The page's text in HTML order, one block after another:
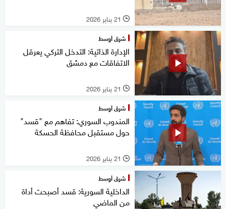
l 21 يناير 2026
شرق أوسط
الإدارة الذاتية: التدخل التركي يعرقل
الاتفاقات مع دمشق
l 21 يناير 2026
شرق أوسط
المندوب السوري: تفاهم مع "قسد"
حول مستقبل محافظة الحسكة
l 21 يناير 2026
شرق أوسط
الداخلية السورية: قسد أصبحت أداة
من الماضي